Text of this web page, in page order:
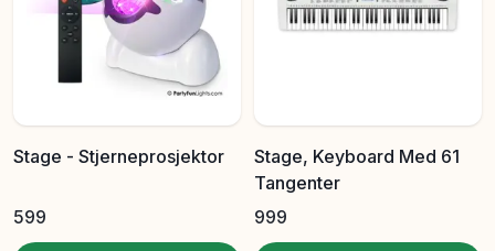
Stage - Stjerneprosjektor
599
Stage, Keyboard Med 61
Tangenter
999